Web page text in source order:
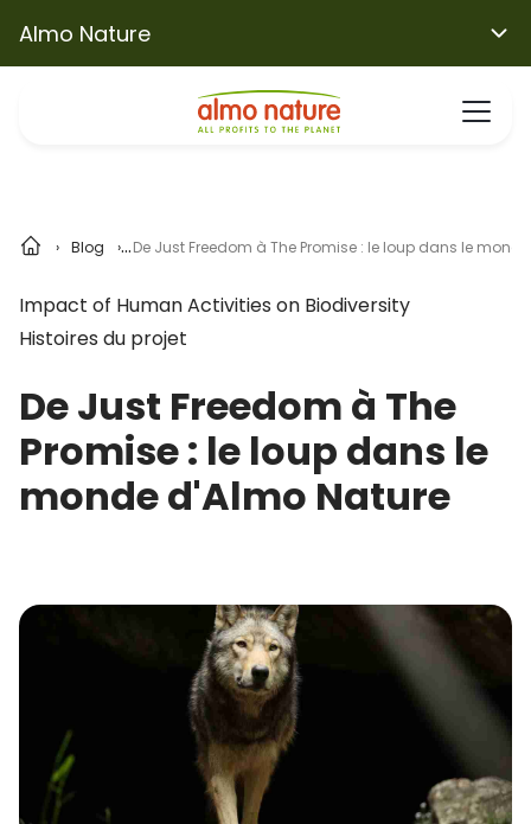
Almo Nature
Blog De Just Freedom à The Promise : le loup dans le
Impact of Human Activities on Biodiversity
Histoires du projet
De Just Freedom à The
Promise : le loup dans le
monde d'Almo Nature